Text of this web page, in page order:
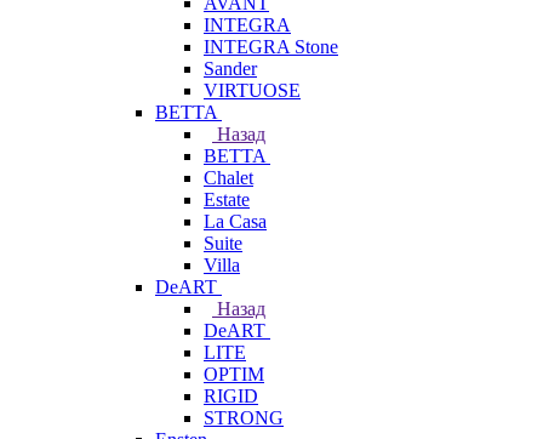
INTEGRA
INTEGRA Stone
Sander
VIRTUOSE
BETTA
Назад
BETTA
Chalet
Estate
La Casa
Suite
Villa
DeART
Назад
DeART
LITE
OPTIM
RIGID
STRONG